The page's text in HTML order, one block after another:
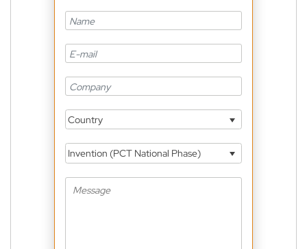
Country
Invention (PCT National Phase)